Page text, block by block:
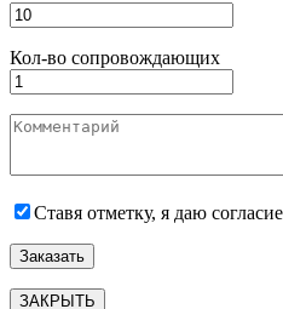
Кол-во сопровождающих
Ставя отметку, я даю
ЗАКРЫТЬ